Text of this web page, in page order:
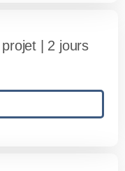
| 2 jours